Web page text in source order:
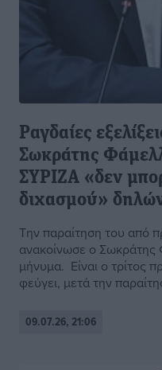
Ραγδαίες
Σωκράτης
ΣΥΡΙΖΑ «δεν
διχασμού»
Την παραίτηση του από
ανακοίνωσε ο Σωκράτης
μήνυμα. Είναι ο τρίτος
φεύγει, μετά την
09.07.26, 21:06